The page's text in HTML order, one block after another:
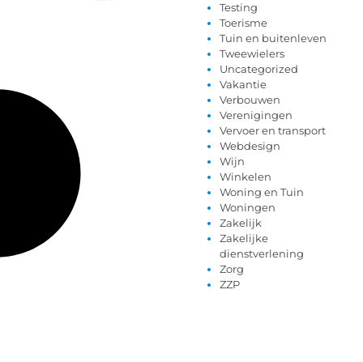
Testing
Toerisme
Tuin en buitenleven
Tweewielers
Uncategorized
Vakantie
Verbouwen
Verenigingen
Vervoer en transport
Webdesign
Wijn
Winkelen
Woning en Tuin
Woningen
Zakelijk
Zakelijke
dienstverlening
Zorg
ZZP